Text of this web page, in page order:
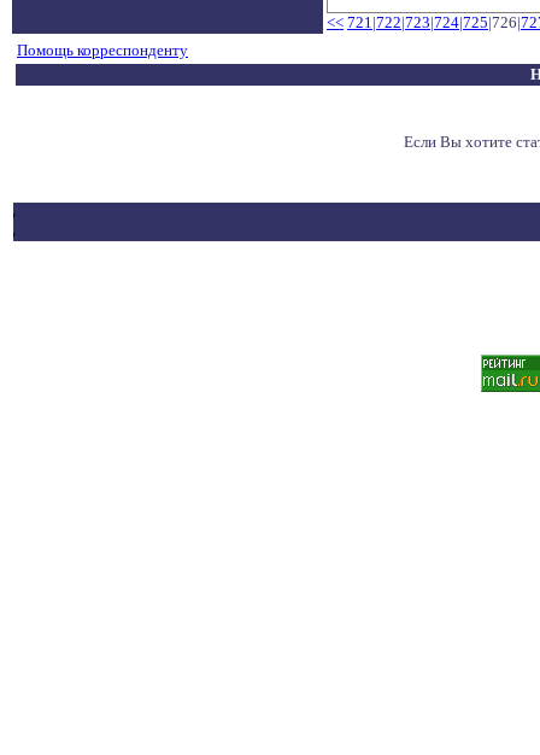
<< 721|722|723|724|725|726|
Помощь корреспонденту
Если Вы хотите